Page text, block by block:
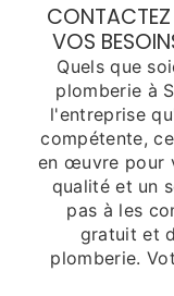
CONTACTEZ
VOS
Quels que
plomberie à
l'entreprise
compétente,
en œuvre pour
qualité et un
pas à les
gratuit et
plomberie.